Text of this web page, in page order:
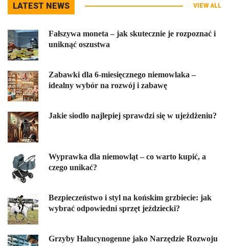
LATEST NEWS VIEW ALL
Fałszywa moneta – jak skutecznie je rozpoznać i
uniknąć oszustwa
Zabawki dla 6-miesięcznego niemowlaka –
idealny wybór na rozwój i zabawę
Jakie siodło najlepiej sprawdzi się w ujeżdżeniu?
Wyprawka dla niemowląt – co warto kupić, a
czego unikać?
Bezpieczeństwo i styl na końskim grzbiecie: jak
wybrać odpowiedni sprzęt jeździecki?
Grzyby Halucynogenne jako Narzędzie Rozwoju